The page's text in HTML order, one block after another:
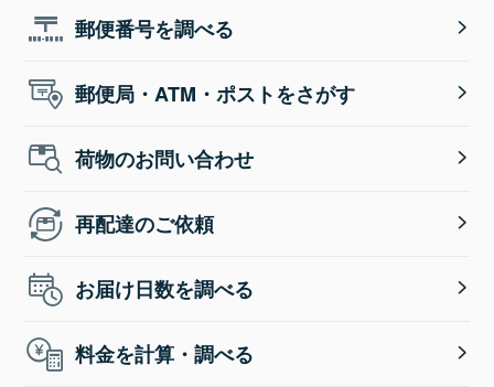
郵便番号を調べる
郵便局・ATM・ポストをさがす
荷物のお問い合わせ
再配達のご依頼
お届け日数を調べる
料金を計算・調べる